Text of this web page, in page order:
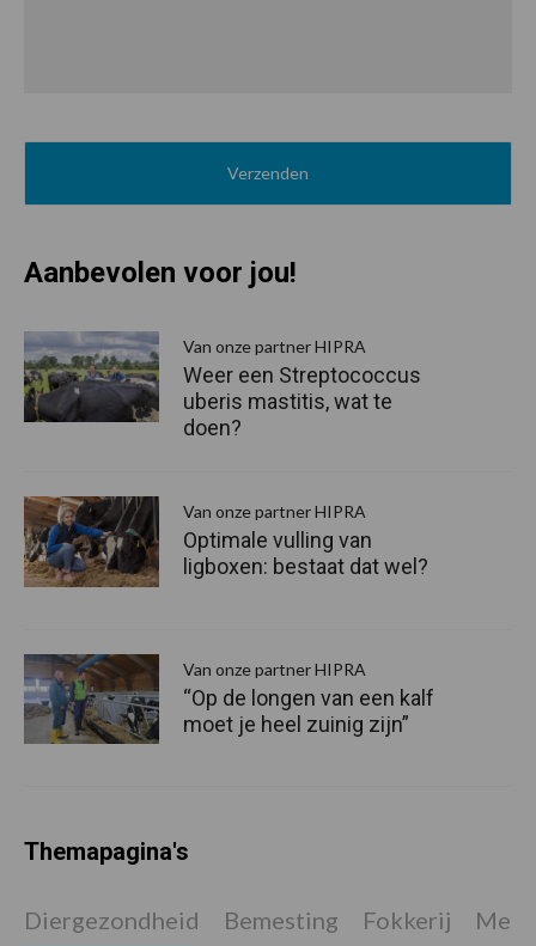
Aanbevolen voor jou!
Van onze partner HIPRA
Weer een Streptococcus
uberis mastitis, wat te
doen?
Van onze partner HIPRA
Optimale vulling van
ligboxen: bestaat dat wel?
Van onze partner HIPRA
“Op de longen van een kalf
moet je heel zuinig zijn”
Themapagina's
Diergezondheid Bemesting Fokkerij